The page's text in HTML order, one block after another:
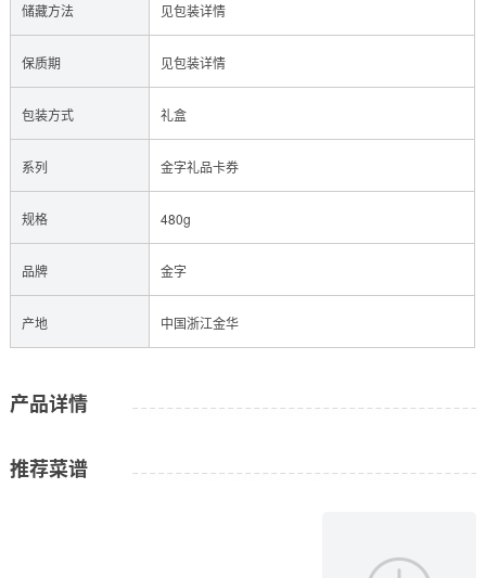
储藏方法 见包装详情
保质期 见包装详情
包装方式 礼盒
系列 金字礼品卡券
规格 480g
品牌 金字
产地 中国浙江金华
产品详情
推荐菜谱